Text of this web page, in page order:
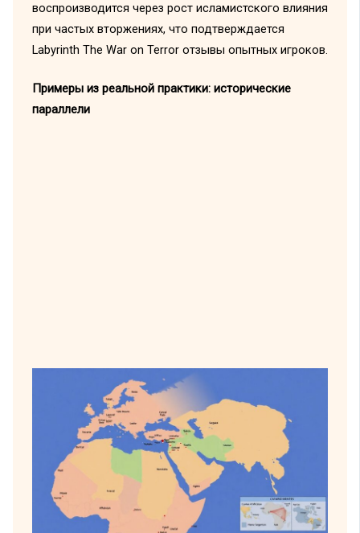
воспроизводится через рост исламистского влияния
при частых вторжениях, что подтверждается
Labyrinth The War on Terror отзывы опытных игроков.
Примеры из реальной практики: исторические
параллели